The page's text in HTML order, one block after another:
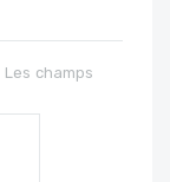
Les champs